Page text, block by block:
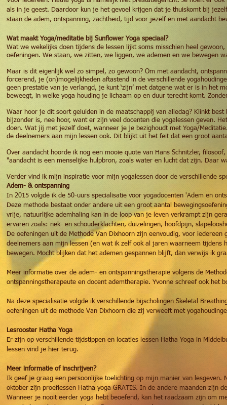
als in je geest. Daardoor kun je het gevoel krijgen dat je thuiskomt bij
staan de adem, ontspanning, zachtheid, tijd voor jezelf en met aandacht
Wat maakt Yoga/meditatie bij Sunflower Yoga speciaal?
Wat we wekelijks doen tijdens de lessen lijkt soms misschien heel
oefeningen. We staan, we zitten, we liggen, we ademen en we bewegen
Maar is dit eigenlijk wel zo simpel, zo gewoon? Om met aandacht,
forcerend, je (on)mogelijkheden aftastend in de verschillende
geen prestatie van je verlangd, je kunt ‘zijn’ met datgene wat er is in het
beweegt, in welke yoga houding je lichaam op en duur terecht komt.
Waar hoor je dit soort geluiden in de maatschappij van alledag? Klinkt
bijzonder is, nee hoor, want er zijn veel docenten die yogalessen geven.
doen. Wat jij met jezelf doet, wanneer je je bezighoudt met Yoga/
de deelnemers aan mijn lessen ook. Dit blijkt uit het feit dat een groot
Over aandacht hoorde ik nog een mooie quote van Hans Schnitzler,
"aandacht is een menselijke hulpbron, zoals water en lucht dat zijn. Daar
Verder vind ik mijn inspiratie voor mijn yogalessen door de verschillende
Adem- & ontspanning
In 2015 volgde ik de 50-uurs specialisatie voor yogadocenten 'Adem en
Deze methode bestaat onder andere uit een groot aantal
vrije, natuurlijke ademhaling kan in de loop van je leven verkrampt zijn
ervaren zoals: nek- en schouderklachten, duizelingen, hoofdpijn,
De oefeningen uit de Methode Van Dixhoorn zijn eenvoudig, voor
deelnemers aan mijn lessen (en wat ik zelf ook al jaren waarneem tijdens
bewegen. Mocht blijken dat het ademen gespannen blijft, dan verwijs ik
Meer informatie over de adem- en ontspanningstherapie volgens de
ontspanningstherapeute en docent ademtherapie. Yvonne schreef ook het
Na deze specialisatie volgde ik verschillende bijscholingen Skeletal
oefeningen uit de methode Van Dixhoorn die zij verweeft met
Lesrooster Hatha Yoga
Er zijn op verschillende tijdstippen en locaties lessen Hatha Yoga in
lessen vind je hier terug.
Meer informatie of inschrijven?
Ik geef je graag een persoonlijke toelichting op mijn manier van lesgeven.
oktober zijn proeflessen Hatha yoga GRATIS. In de andere maanden zijn
Wanneer je nooit eerder yoga hebt beoefend, kan het raadzaam zijn om